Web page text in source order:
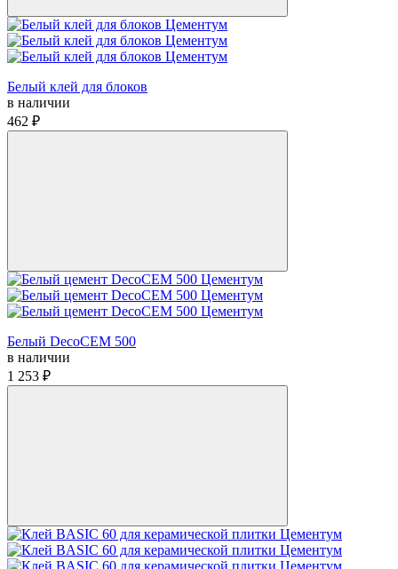
Белый клей для блоков
в наличии
462 ₽
Белый DecoCEM 500
в наличии
1 253 ₽